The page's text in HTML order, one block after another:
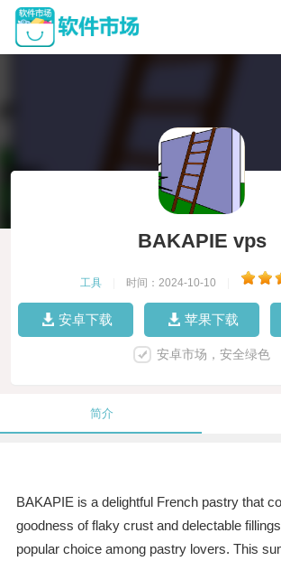
BAKAPIE vps
工具 时间：2024-10-10
安卓下载 苹果下载
安卓市场，安全绿色
简介
BAKAPIE is a delightful French pastry that
goodness of flaky crust and delectable
popular choice among pastry lovers. This